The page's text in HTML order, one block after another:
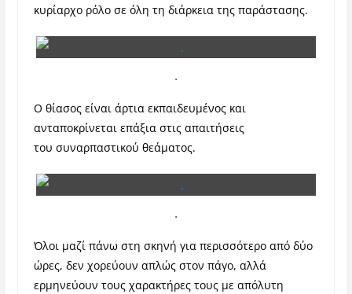
κυρίαρχο ρόλο σε όλη τη διάρκεια της παράστασης.
.
Ο θίασος είναι άρτια εκπαιδευμένος και
ανταποκρίνεται επάξια στις απαιτήσεις
του συναρπαστικού θεάματος.
.
Όλοι μαζί πάνω στη σκηνή για περισσότερο από δύο
ώρες, δεν χορεύουν απλώς στον πάγο, αλλά
ερμηνεύουν τους χαρακτήρες τους με απόλυτη